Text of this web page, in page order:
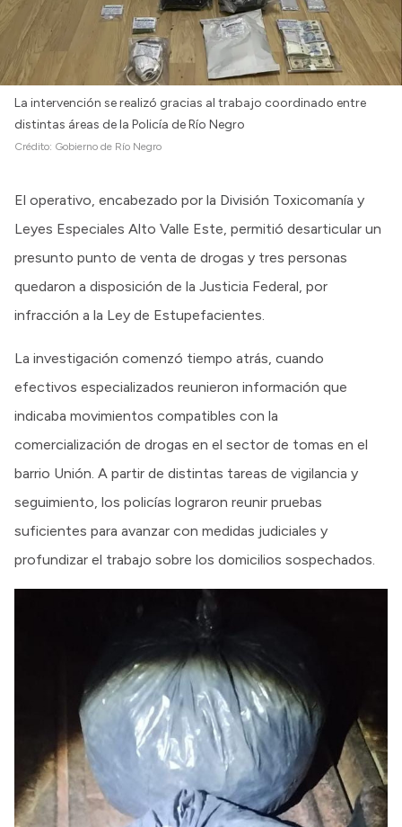
La intervención se realizó gracias al trabajo coordinado entre
distintas áreas de la Policía de Río Negro
Crédito: Gobierno de Río Negro
El operativo, encabezado por la División Toxicomanía y
Leyes Especiales Alto Valle Este, permitió desarticular un
presunto punto de venta de drogas y tres personas
quedaron a disposición de la Justicia Federal, por
infracción a la Ley de Estupefacientes.
La investigación comenzó tiempo atrás, cuando
efectivos especializados reunieron información que
indicaba movimientos compatibles con la
comercialización de drogas en el sector de tomas en el
barrio Unión. A partir de distintas tareas de vigilancia y
seguimiento, los policías lograron reunir pruebas
suficientes para avanzar con medidas judiciales y
profundizar el trabajo sobre los domicilios sospechados.